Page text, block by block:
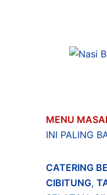
MENU
INI PALING
CATERING
CIBITUNG,